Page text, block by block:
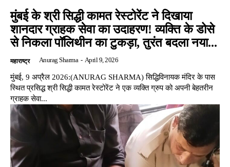
मुंबई के श्री सिद्धी कामत रेस्टोरेंट ने दिखाया
शानदार ग्राहक सेवा का उदाहरण! व्यक्ति के डोसे
से निकला पॉलिथीन का टुकड़ा, तुरंत बदला नया...
महाराष्ट्र Anurag Sharma - April 9, 2026
मुंबई, 9 अप्रैल 2026:(ANURAG SHARMA) सिद्धिविनायक मंदिर के पास
स्थित प्रसिद्ध श्री सिद्धी कामत रेस्टोरेंट ने एक व्यक्ति ग्रुप को अपनी बेहतरीन
ग्राहक सेवा...